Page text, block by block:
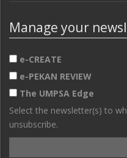
Manage your
e-CREATE
e-PEKAN REVIEW
The UMPSA Edge
Select the newsletter(s) to
unsubscribe.